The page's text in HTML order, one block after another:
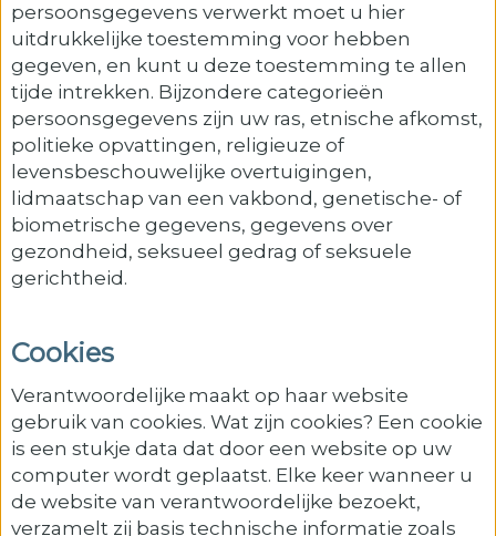
persoonsgegevens verwerkt moet u hier
uitdrukkelijke toestemming voor hebben
gegeven, en kunt u deze toestemming te allen
tijde intrekken. Bijzondere categorieën
persoonsgegevens zijn uw ras, etnische afkomst,
politieke opvattingen, religieuze of
levensbeschouwelijke overtuigingen,
lidmaatschap van een vakbond, genetische- of
biometrische gegevens, gegevens over
gezondheid, seksueel gedrag of seksuele
gerichtheid.
Cookies
Verantwoordelijke maakt op haar website
gebruik van cookies. Wat zijn cookies? Een cookie
is een stukje data dat door een website op uw
computer wordt geplaatst. Elke keer wanneer u
de website van verantwoordelijke bezoekt,
verzamelt zij basis technische informatie zoals